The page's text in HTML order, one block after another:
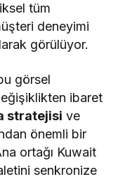
tüm
deneyimi
görülüyor.
görsel
ibaret
stratejisi ve
önemli bir
ortağı Kuwait
senkronize